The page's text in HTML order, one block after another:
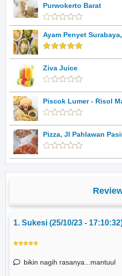
Purwokerto Barat
Ayam Penyet
Ziva Juice
Piscok Lumer - Risol
Pizza, Jl Pahlawan
1. Sukesi (25/10/23 -
bikin nagih rasanya...mantuul